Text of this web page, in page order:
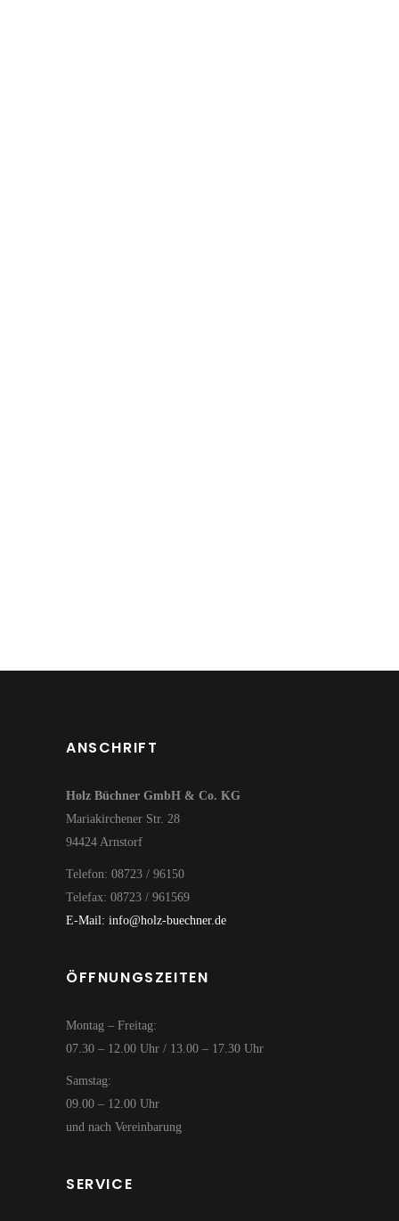
ANSCHRIFT
Holz Büchner GmbH & Co. KG
Mariakirchener Str. 28
94424 Arnstorf
Telefon: 08723 / 96150
Telefax: 08723 / 961569
E-Mail: info@holz-buechner.de
ÖFFNUNGSZEITEN
Montag – Freitag:
07.30 – 12.00 Uhr / 13.00 – 17.30 Uhr
Samstag:
09.00 – 12.00 Uhr
und nach Vereinbarung
SERVICE